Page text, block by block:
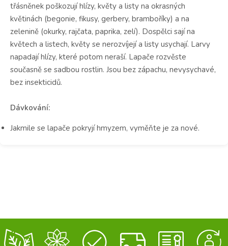
třásněnek poškozují hlízy, květy a listy na okrasných
květinách (begonie, fikusy, gerbery, bramboříky) a na
zelenině (okurky, rajčata, paprika, zelí). Dospělci sají na
květech a listech, květy se nerozvíjejí a listy usychají. Larvy
napadají hlízy, které potom neraší. Lapače rozvěste
současně se sadbou rostlin. Jsou bez zápachu, nevysychavé,
bez insekticidů.
Dávkování:
Jakmile se lapače pokryjí hmyzem, vyměňte je za nové.